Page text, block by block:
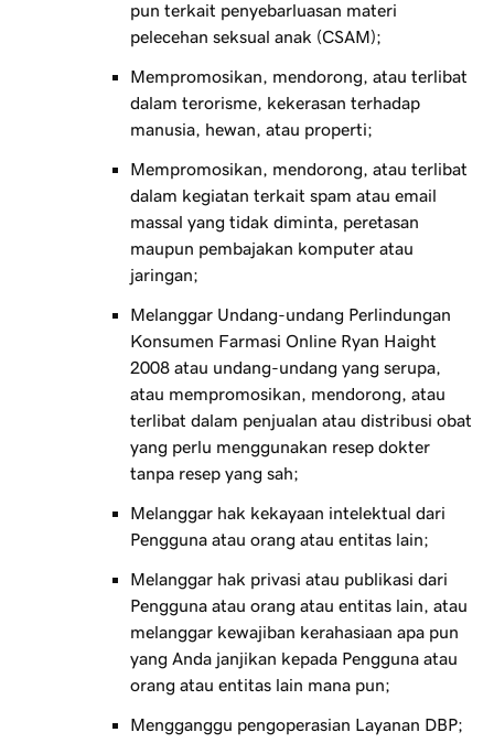
pun terkait penyebarluasan materi
pelecehan seksual anak (CSAM);
Mempromosikan, mendorong, atau terlibat
dalam terorisme, kekerasan terhadap
manusia, hewan, atau properti;
Mempromosikan, mendorong, atau terlibat
dalam kegiatan terkait spam atau email
massal yang tidak diminta, peretasan
maupun pembajakan komputer atau
jaringan;
Melanggar Undang-undang Perlindungan
Konsumen Farmasi Online Ryan Haight
2008 atau undang-undang yang serupa,
atau mempromosikan, mendorong, atau
terlibat dalam penjualan atau distribusi obat
yang perlu menggunakan resep dokter
tanpa resep yang sah;
Melanggar hak kekayaan intelektual dari
Pengguna atau orang atau entitas lain;
Melanggar hak privasi atau publikasi dari
Pengguna atau orang atau entitas lain, atau
melanggar kewajiban kerahasiaan apa pun
yang Anda janjikan kepada Pengguna atau
orang atau entitas lain mana pun;
Mengganggu pengoperasian Layanan DBP;